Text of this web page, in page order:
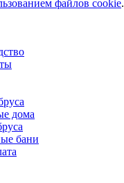
файлов cookie.
дома
бани